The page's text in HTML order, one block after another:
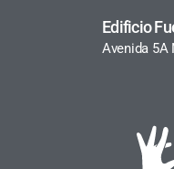
Edificio
Avenida 5A